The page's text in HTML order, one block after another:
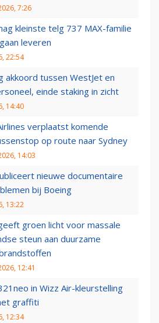
7:26
kleinste telg 737 MAX-familie
leveren
22:54
akkoord tussen WestJet en
einde staking in zicht
14:40
verplaatst komende
op route naar Sydney
14:03
nieuwe documentaire
bij Boeing
13:22
groen licht voor massale
steun aan duurzame
12:41
in Wizz Air-kleurstelling
graffiti
12:34